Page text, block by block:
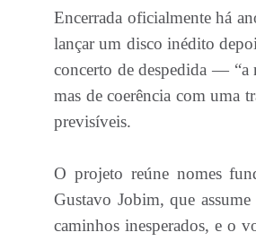
Encerrada oficialmente há
lançar um disco inédito
concerto de despedida — “a
mas de coerência com uma
previsíveis.
O projeto reúne nomes
Gustavo Jobim, que
caminhos inesperados, e o